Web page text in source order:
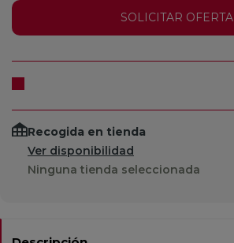
SOLICITAR OFERTA
Recogida en tienda
Ver disponibilidad
Ninguna tienda seleccionada